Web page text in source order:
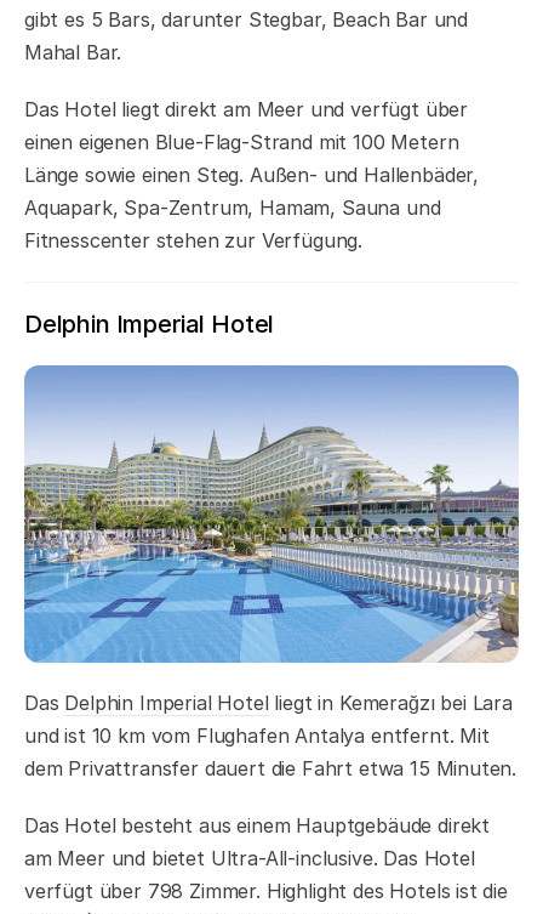
gibt es 5 Bars, darunter Stegbar, Beach Bar und
Mahal Bar.
Das Hotel liegt direkt am Meer und verfügt über
einen eigenen Blue-Flag-Strand mit 100 Metern
Länge sowie einen Steg. Außen- und Hallenbäder,
Aquapark, Spa-Zentrum, Hamam, Sauna und
Fitnesscenter stehen zur Verfügung.
Delphin Imperial Hotel
Das Delphin Imperial Hotelliegt in Kemerağzı bei Lara
und ist 10 km vom Flughafen Antalya entfernt. Mit
dem Privattransfer dauert die Fahrt etwa 15 Minuten.
Das Hotel besteht aus einem Hauptgebäude direkt
am Meer und bietet Ultra-All-inclusive. Das Hotel
verfügt über 798 Zimmer. Highlight des Hotels ist die